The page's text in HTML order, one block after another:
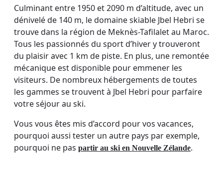
Culminant entre 1950 et 2090 m d’altitude, avec un
dénivelé de 140 m, le domaine skiable Jbel Hebri se
trouve dans la région de Meknès-Tafilalet au Maroc.
Tous les passionnés du sport d’hiver y trouveront
du plaisir avec 1 km de piste. En plus, une remontée
mécanique est disponible pour emmener les
visiteurs. De nombreux hébergements de toutes
les gammes se trouvent à Jbel Hebri pour parfaire
votre séjour au ski.
Vous vous êtes mis d’accord pour vos vacances,
pourquoi aussi tester un autre pays par exemple,
pourquoi ne pas partir au ski en Nouvelle Zélande.